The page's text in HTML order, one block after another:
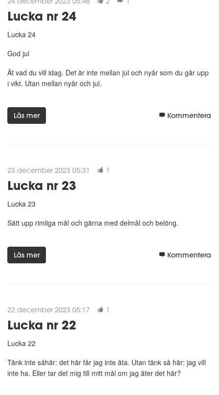
Lucka nr 24
Lucka 24
God jul
Ät vad du vill idag. Det är inte mellan jul och nyår som du går upp
i vikt. Utan mellan nyår och jul.
Läs mer Kommentera
23 december 2023 05:31 1
Lucka nr 23
Lucka 23
Sätt upp rimliga mål och gärna med delmål och belöng.
Läs mer Kommentera
22 december 2023 05:17 1
Lucka nr 22
Lucka 22
Tänk inte såhär: det här får jag inte äta. Utan tänk så här: jag vill
inte ha. Eller tar det mig till mitt mål om jag äter det här?